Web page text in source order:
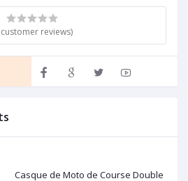
reviews)
Casque de Moto de Course Double